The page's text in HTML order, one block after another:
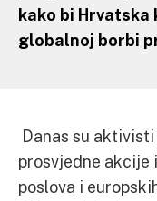
kako bi Hrvatska
globalnoj borbi
Danas su
prosvjedne akcije
poslova i